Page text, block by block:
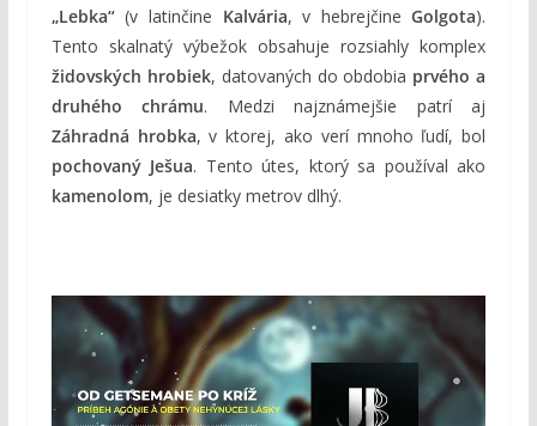
„Lebka“(v latinčine Kalvária, v hebrejčineGolgota).
Tento skalnatý výbežok obsahuje rozsiahly komplex
židovských hrobiek, datovaných do obdobia prvého a
druhého chrámu. Medzi najznámejšie patrí aj
Záhradná hrobka, v ktorej, ako verí mnoho ľudí, bol
pochovaný Ješua. Tento útes, ktorý sa používal ako
kamenolom, je desiatky metrov dlhý.